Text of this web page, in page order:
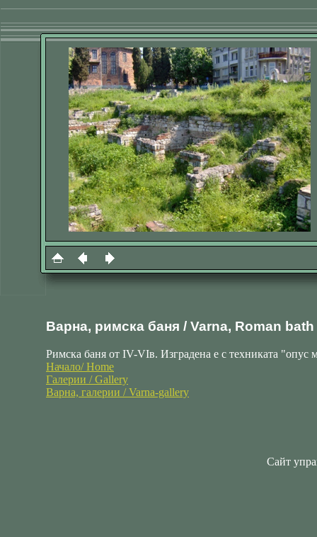
Варна, римска баня / Varna, Roman bath
Римска баня от ІV-VІв. Изградена е с техниката
Начало/ Home
Галерии / Gallery
Варна, галерии / Varna-gallery
Сайт